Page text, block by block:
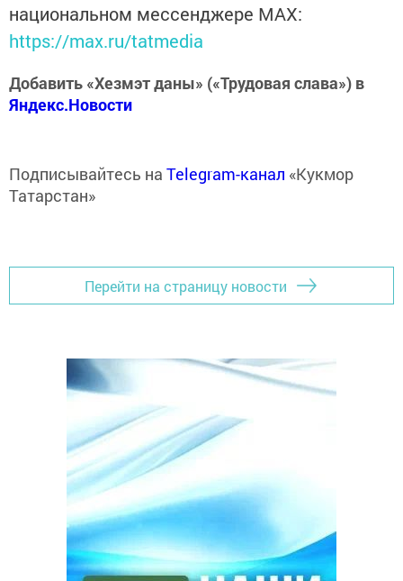
национальном мессенджере MАХ:
https://max.ru/tatmedia
Добавить «Хезмэт даны» («Трудовая слава») в
Яндекс.Новости
Подписывайтесь на Telegram-канал «Кукмор
Татарстан»
Перейти на страницу новости